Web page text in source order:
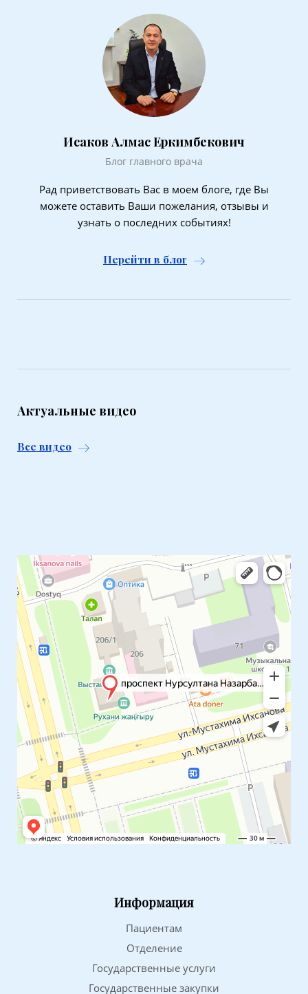
Исаков Алмас Еркимбекович
Блог главного врача
Рад приветствовать Вас в моем блоге, где Вы
можете оставить Ваши пожелания, отзывы и
узнать о последних событиях!
Перейти в блог
Актуальные видео
Все видео
Информация
Пациентам
Отделение
Государственные услуги
Государственные закупки